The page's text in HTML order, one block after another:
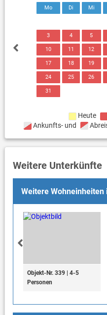
Mo Di Mi
3 4 5
10 11 12
17 18 19
24 25 26
31
Heute
Ankunfts- und
Weitere Unterkünfte
Weitere Wohneinheiten
Objekt-Nr. 339 | 4-5
Personen